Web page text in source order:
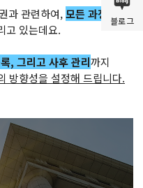
블로그
과 관련하여,모든 과정을 원
고 있는데요.
, 그리고 사후 관리까지
방향성을 설정해 드립니다.